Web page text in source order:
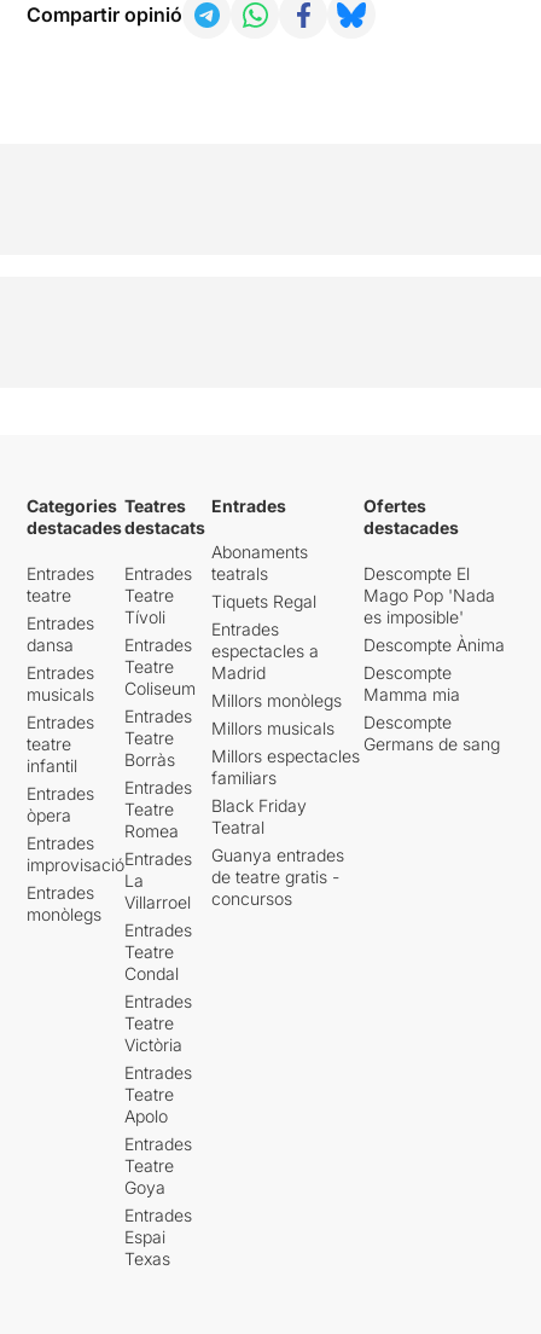
Compartir opinió
Categories
destacades
Entrades
teatre
Entrades
dansa
Entrades
musicals
Entrades
teatre
infantil
Entrades
òpera
Entrades
improvisació
Entrades
monòlegs
Teatres
destacats
Entrades
Teatre
Tívoli
Entrades
Teatre
Coliseum
Entrades
Teatre
Borràs
Entrades
Teatre
Romea
Entrades
La
Villarroel
Entrades
Teatre
Condal
Entrades
Teatre
Victòria
Entrades
Teatre
Apolo
Entrades
Teatre
Goya
Entrades
Espai
Texas
Entrades
Abonaments
teatrals
Tiquets Regal
Entrades
espectacles a
Madrid
Millors monòlegs
Millors musicals
Millors espectacles
familiars
Black Friday
Teatral
Guanya entrades
de teatre gratis -
concursos
Ofertes
destacades
Descompte El
Mago Pop 'Nada
es imposible'
Descompte Ànima
Descompte
Mamma mia
Descompte
Germans de sang